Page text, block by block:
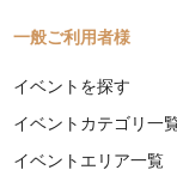
一般ご利用者様
イベントを探す
イベントカテゴリ一
イベントエリア一覧